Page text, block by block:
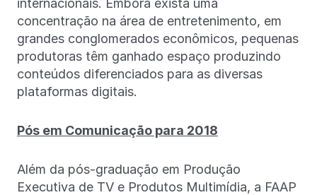
internacionais. Embora exista uma
concentração na área de entretenimento, em
grandes conglomerados econômicos, pequenas
produtoras têm ganhado espaço produzindo
conteúdos diferenciados para as diversas
plataformas digitais.
Pós em Comunicação para 2018
Além da pós-graduação em Produção
Executiva de TV e Produtos Multimídia, a FAAP